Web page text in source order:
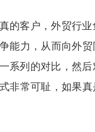
的客户，外贸行
能力，从而向外
系列的对比，然
非常可耻，如果